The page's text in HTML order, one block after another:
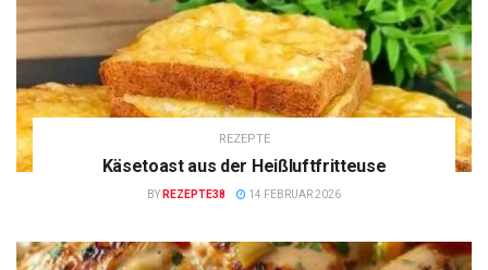
REZEPTE
Käsetoast aus der Heißluftfritteuse
BY REZEPTE38 14 FEBRUAR 2026